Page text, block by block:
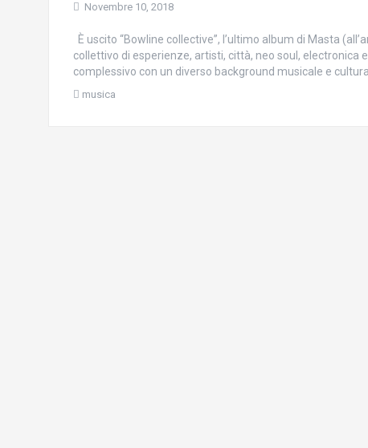
Novembre 10, 2018
È uscito “Bowline collective”, l’ultimo album di Masta
collettivo di esperienze, artisti, città, neo soul, electronica
complessivo con un diverso background musicale e
musica